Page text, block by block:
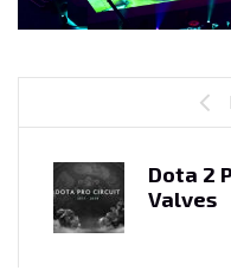
Dota 2
Valves